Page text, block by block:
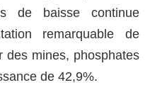
de baisse continue
remarquable de
des mines, phosphates
de 42,9%.